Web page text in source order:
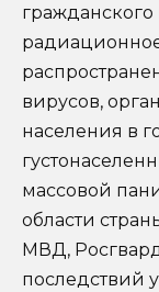
вирусов,
населения в
массовой
области
МВД,
последствий